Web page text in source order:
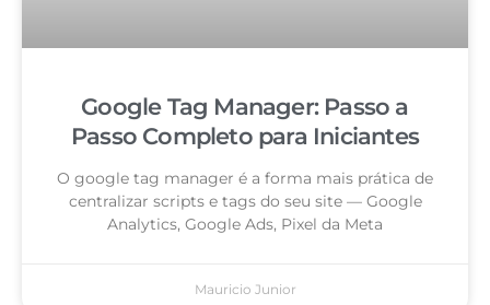
Google Tag Manager: Passo a
Passo Completo para Iniciantes
O google tag manager é a forma mais prática de
centralizar scripts e tags do seu site — Google
Analytics, Google Ads, Pixel da Meta
Mauricio Junior